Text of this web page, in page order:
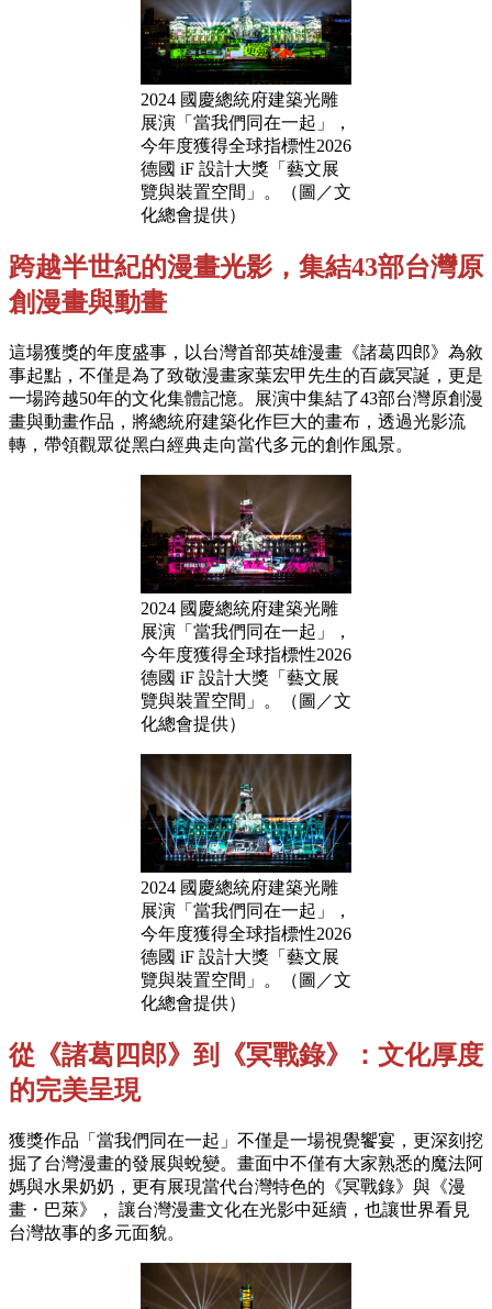
2024 國慶總統府建築光雕
展演「當我們同在一起」，
今年度獲得全球指標性2026
德國 iF 設計大獎「藝文展
覽與裝置空間」。（圖／文
化總會提供）
跨越半世紀的漫畫光影，集結43部台灣原
創漫畫與動畫
這場獲獎的年度盛事，以台灣首部英雄漫畫《諸葛四郎》為敘
事起點，不僅是為了致敬漫畫家葉宏甲先生的百歲冥誕，更是
一場跨越50年的文化集體記憶。展演中集結了43部台灣原創漫
畫與動畫作品，將總統府建築化作巨大的畫布，透過光影流
轉，帶領觀眾從黑白經典走向當代多元的創作風景。
2024 國慶總統府建築光雕
展演「當我們同在一起」，
今年度獲得全球指標性2026
德國 iF 設計大獎「藝文展
覽與裝置空間」。（圖／文
化總會提供）
2024 國慶總統府建築光雕
展演「當我們同在一起」，
今年度獲得全球指標性2026
德國 iF 設計大獎「藝文展
覽與裝置空間」。（圖／文
化總會提供）
從《諸葛四郎》到《冥戰錄》：文化厚度
的完美呈現
獲獎作品「當我們同在一起」不僅是一場視覺饗宴，更深刻挖
掘了台灣漫畫的發展與蛻變。畫面中不僅有大家熟悉的魔法阿
媽與水果奶奶，更有展現當代台灣特色的《冥戰錄》與《漫
畫・巴萊》， 讓台灣漫畫文化在光影中延續，也讓世界看見
台灣故事的多元面貌。